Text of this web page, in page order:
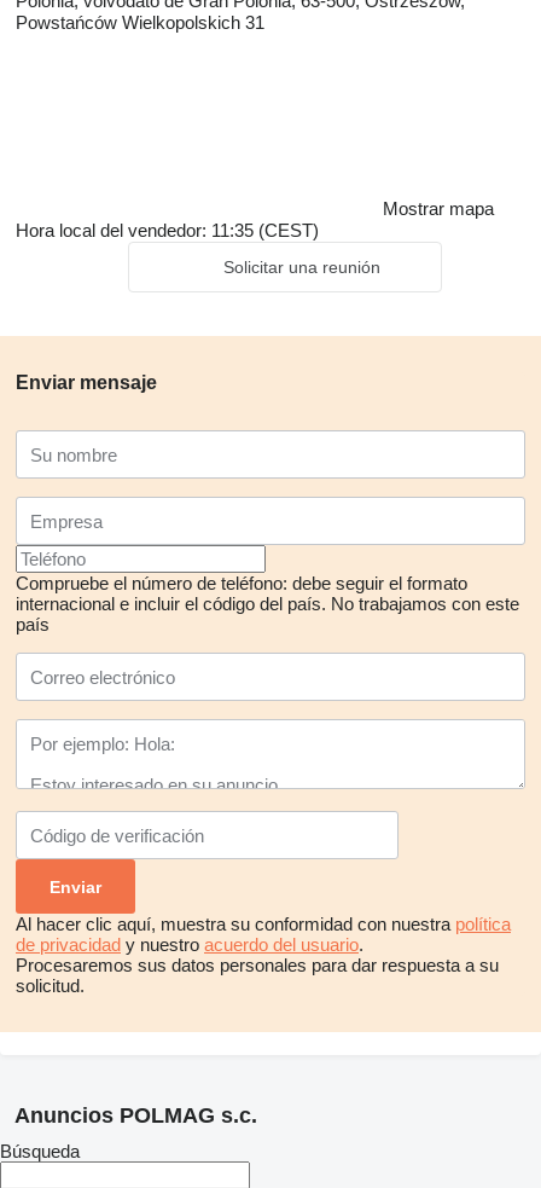
Powstańców Wielkopolskich 31
Mostrar mapa
Hora local del vendedor: 11:35 (CEST)
Solicitar una reunión
Enviar mensaje
Compruebe el número de teléfono: debe seguir el formato
internacional e incluir el código del país. No trabajamos con este
país
Al hacer clic aquí, muestra su conformidad con nuestra política
de privacidad y nuestro acuerdo del usuario.
Procesaremos sus datos personales para dar respuesta a su
solicitud.
Anuncios POLMAG s.c.
Búsqueda